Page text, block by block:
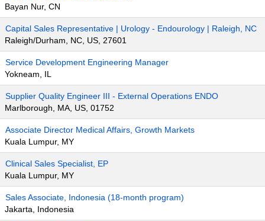
Bayan Nur, CN
Capital Sales Representative | Urology - Endourology | Raleigh, NC
Raleigh/Durham, NC, US, 27601
Service Development Engineering Manager
Yokneam, IL
Supplier Quality Engineer III - External Operations ENDO
Marlborough, MA, US, 01752
Associate Director Medical Affairs, Growth Markets
Kuala Lumpur, MY
Clinical Sales Specialist, EP
Kuala Lumpur, MY
Sales Associate, Indonesia (18-month program)
Jakarta, Indonesia